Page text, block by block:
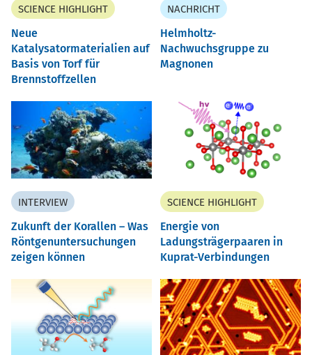
SCIENCE HIGHLIGHT
Neue
Katalysatormaterialien auf
Basis von Torf für
Brennstoffzellen
NACHRICHT
Helmholtz-
Nachwuchsgruppe zu
Magnonen
INTERVIEW
Zukunft der Korallen – Was
Röntgenuntersuchungen
zeigen können
SCIENCE HIGHLIGHT
Energie von
Ladungsträgerpaaren in
Kuprat-Verbindungen